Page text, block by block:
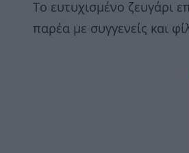
Το ευτυχισμένο ζευγάρι
παρέα με συγγενείς και